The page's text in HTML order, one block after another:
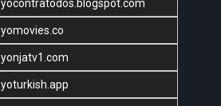
yocontratodos.blogspot.com
yomovies.co
yonjatv1.com
yoturkish.app